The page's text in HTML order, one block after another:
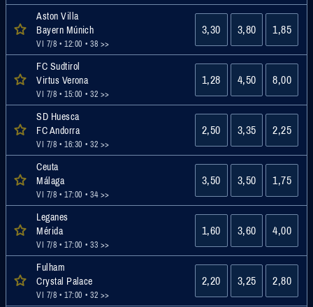
Aston Villa
Bayern Múnich
VI 7/8 • 12:00 • 38 >>
3,30 3,80 1,85
FC Sudtirol
Virtus Verona
VI 7/8 • 15:00 • 32 >>
1,28 4,50 8,00
SD Huesca
FC Andorra
VI 7/8 • 16:30 • 32 >>
2,50 3,35 2,25
Ceuta
Málaga
VI 7/8 • 17:00 • 34 >>
3,50 3,50 1,75
Leganes
Mérida
VI 7/8 • 17:00 • 33 >>
1,60 3,60 4,00
Fulham
Crystal Palace
VI 7/8 • 17:00 • 32 >>
2,20 3,25 2,80